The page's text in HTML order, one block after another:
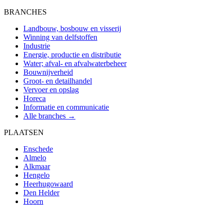
BRANCHES
Landbouw, bosbouw en visserij
Winning van delfstoffen
Industrie
Energie, productie en distributie
Water; afval- en afvalwaterbeheer
Bouwnijverheid
Groot- en detailhandel
Vervoer en opslag
Horeca
Informatie en communicatie
Alle branches →
PLAATSEN
Enschede
Almelo
Alkmaar
Hengelo
Heerhugowaard
Den Helder
Hoorn